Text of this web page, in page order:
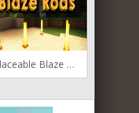
Placeable Blaze Rods для Майнкрафт [1.19.4, 1.19.3, 1.19.2]